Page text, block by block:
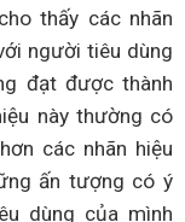
thấy các nhãn
người tiêu dùng
đạt được thành
này thường có
các nhãn hiệu
ấn tượng có ý
dùng của mình